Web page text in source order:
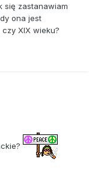
się zastanawiam
ona jest
XIX wieku?